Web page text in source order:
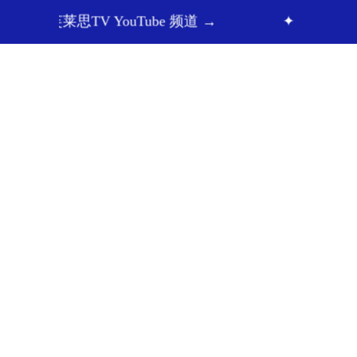
YouTube 频道 → ✦ 芙莱思洪医生微信咨